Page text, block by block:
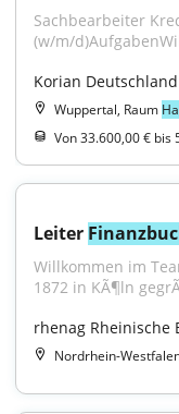
Sachbearbeiter
(w/m/
Korian Deutschland
Wuppertal, Raum
Von 33.600,00 € bis
Leiter
Willkommen im
1872 in KÃ¶ln
rhenag Rheinische
Nordrhein-